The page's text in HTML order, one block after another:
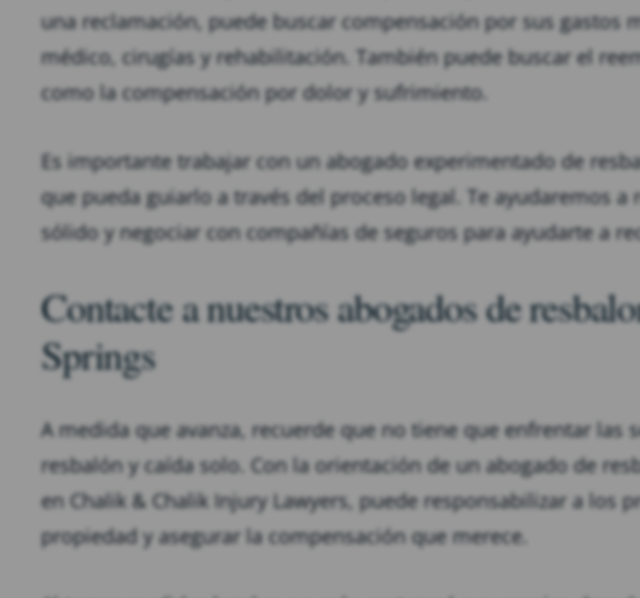
una reclamación, puede buscar compensación por sus gastos
médico, cirugías y rehabilitación. También puede buscar el
como la compensación por dolor y sufrimiento.
Es importante trabajar con un abogado experimentado de
que pueda guiarlo a través del proceso legal. Te ayudaremos
sólido y negociar con compañías de seguros para ayudarte a
Contacte a nuestros abogados de
Springs
A medida que avanza, recuerde que no tiene que enfrentar las
resbalón y caída solo. Con la orientación de un abogado de
en Chalik & Chalik Injury Lawyers, puede responsabilizar a los
propiedad y asegurar la compensación que merece.